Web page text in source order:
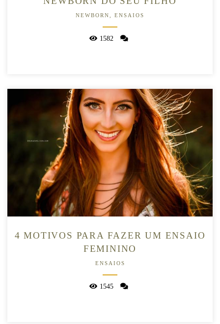
NEWBORN, ENSAIOS
1582
4 MOTIVOS PARA FAZER UM ENSAIO
FEMININO
ENSAIOS
1545